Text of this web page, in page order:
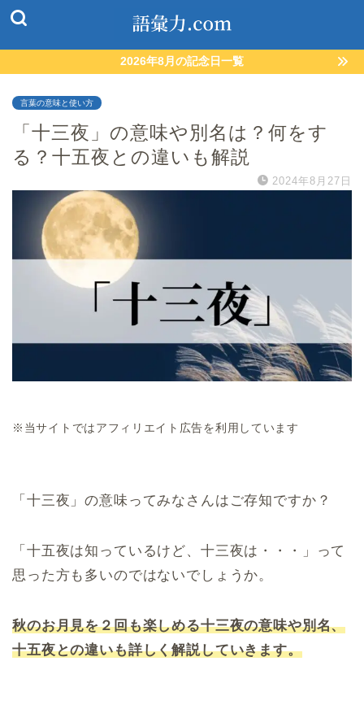
2026年8月の記念日一覧
言葉の意味と使い方
「十三夜」の意味や別名は？何をす
る？十五夜との違いも解説
2024年8月27日
※当サイトではアフィリエイト広告を利用しています
「十三夜」の意味ってみなさんはご存知ですか？
「十五夜は知っているけど、十三夜は・・・」って
思った方も多いのではないでしょうか。
秋のお月見を２回も楽しめる十三夜の意味や別名、
十五夜との違いも詳しく解説していきます。